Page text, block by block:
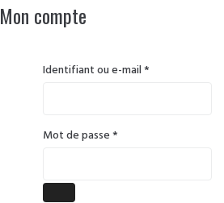
Mon compte
Identifiant ou e-mail*
Mot de passe*